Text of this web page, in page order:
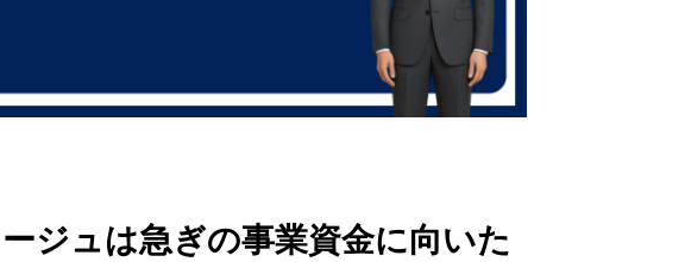
ジュは急ぎの事業資金に向いた